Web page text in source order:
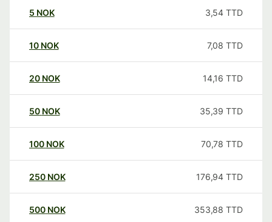
5 NOK 3,54 TTD
10 NOK 7,08 TTD
20 NOK 14,16 TTD
50 NOK 35,39 TTD
100 NOK 70,78 TTD
250 NOK 176,94 TTD
500 NOK 353,88 TTD